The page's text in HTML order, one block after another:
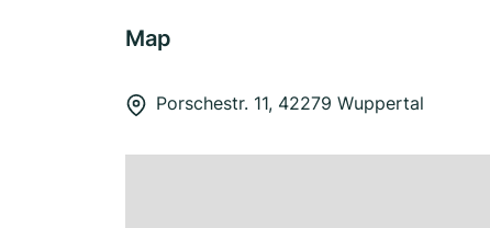
Map
Porschestr. 11, 42279 Wuppertal